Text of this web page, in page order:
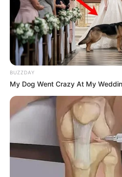
BUZZDAY
My Dog Went Crazy At My